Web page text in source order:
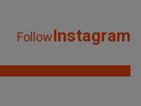
FollowInstagram